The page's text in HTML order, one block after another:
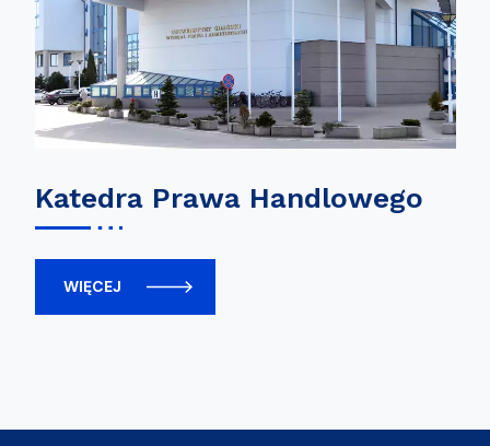
Katedra Prawa Handlowego
WIĘCEJ